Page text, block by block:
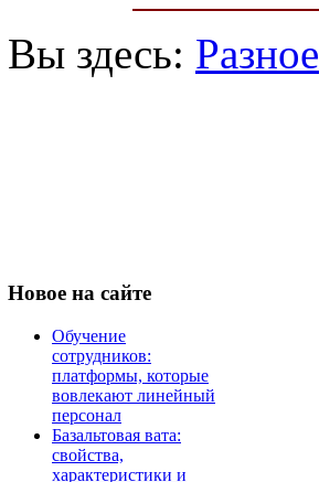
Вы здесь: Разное
Новое на сайте
Обучение
сотрудников:
платформы, которые
вовлекают линейный
персонал
Базальтовая вата:
свойства,
характеристики и